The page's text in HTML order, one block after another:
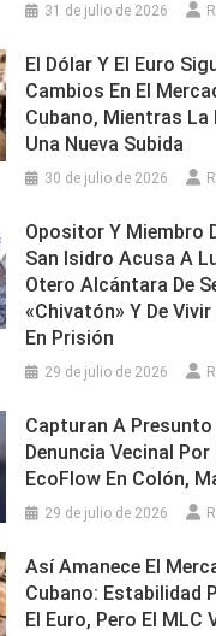
31 de julio de 2026
El Dólar Y El Euro
Cambios En El
Cubano, Mientras La
Una Nueva Subida
30 de julio de 2026
Opositor Y Miembro
San Isidro Acusa A
Otero Alcántara De
«chivatón» Y De
En Prisión
29 de julio de 2026
Capturan A
Denuncia Vecinal Por
EcoFlow En Colón,
29 de julio de 2026
Así Amanece El
Cubano: Estabilidad
El Euro, Pero El MLC